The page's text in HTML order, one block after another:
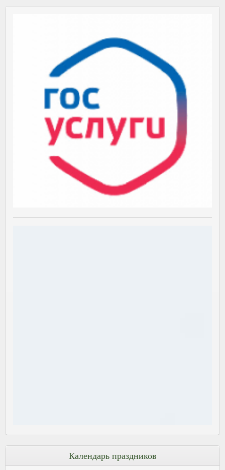
Календарь праздников